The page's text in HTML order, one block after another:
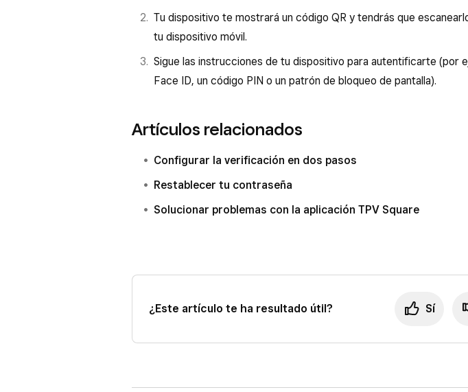
Tu dispositivo te mostrará un código QR y tendrás que
tu dispositivo móvil.
Sigue las instrucciones de tu dispositivo para autentificarte (por
Face ID, un código PIN o un patrón de bloqueo de pantalla).
Artículos relacionados
Configurar la verificación en dos pasos
Restablecer tu contraseña
Solucionar problemas con la aplicación TPV Square
¿Este artículo te ha resultado útil? Sí